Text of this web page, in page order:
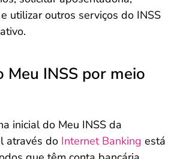
e utilizar outros serviços do INSS
Meu INSS por meio
inicial do Meu INSS da
através do Internet Banking está